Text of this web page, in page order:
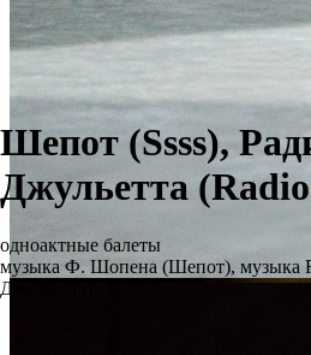
Шепот (Ssss),
Джульетта
одноактные балеты
музыка Ф. Шопена (Шепот), музыка
Джульетта)